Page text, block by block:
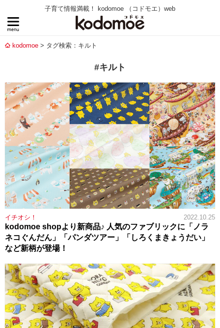
子育て情報満載！ kodomoe （コドモエ）web
kodomoe タグ検索：キルト
#キルト
イチオシ！ 2022.10.25
kodomoe shopより新商品♪ 人気のファブリックに「ノラ
ネコぐんだん」「パンダツアー」「しろくまきょうだい」
など新柄が登場！